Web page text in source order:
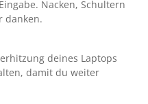
Nacken, Schultern
danken.
deines Laptops
damit du weiter